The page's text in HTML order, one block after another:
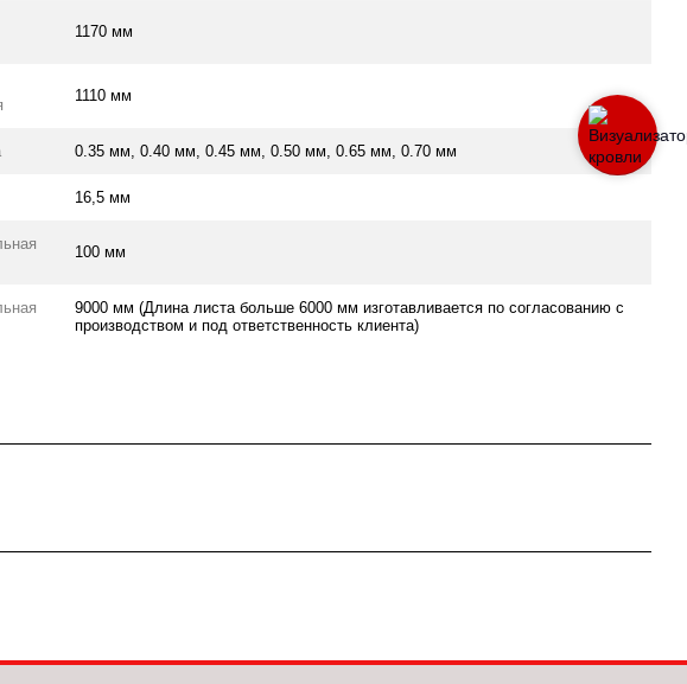
1170 мм
1110 мм
0.35 мм, 0.40 мм, 0.45 мм, 0.50 мм, 0.65 мм, 0.70 мм
16,5 мм
100 мм
9000 мм (Длина листа больше 6000 мм изготавливается по согласованию с
производством и под ответственность клиента)